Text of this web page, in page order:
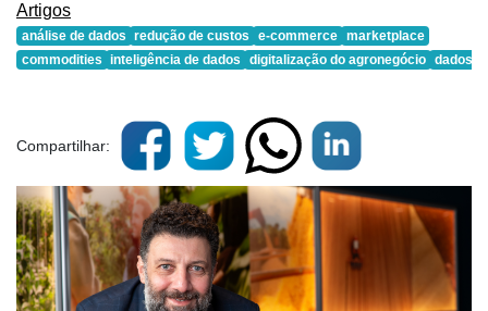
Artigos
análise de dados redução de custos e-commerce marketplace
commodities inteligência de dados digitalização do agronegócio dados
Compartilhar: